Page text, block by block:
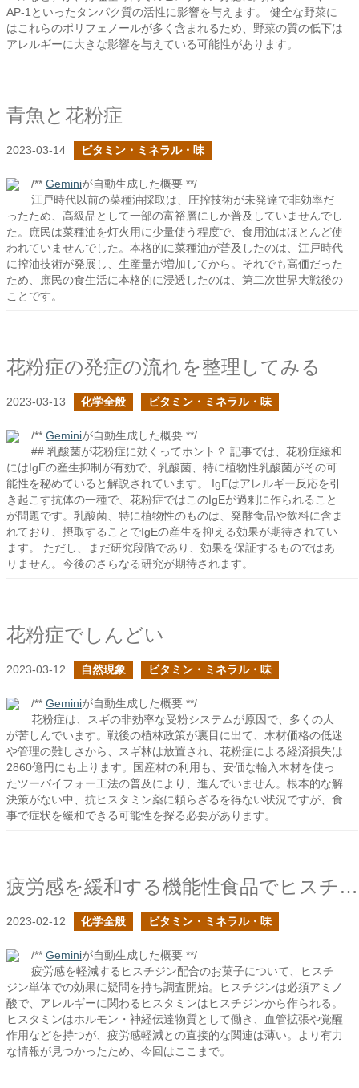
AP-1といったタンパク質の活性に影響を与えます。 健全な野菜に
はこれらのポリフェノールが多く含まれるため、野菜の質の低下は
アレルギーに大きな影響を与えている可能性があります。
青魚と花粉症
2023-03-14 ビタミン・ミネラル・味
/** Geminiが自動生成した概要 **/
江戸時代以前の菜種油採取は、圧搾技術が未発達で非効率だ
ったため、高級品として一部の富裕層にしか普及していませんでし
た。庶民は菜種油を灯火用に少量使う程度で、食用油はほとんど使
われていませんでした。本格的に菜種油が普及したのは、江戸時代
に搾油技術が発展し、生産量が増加してから。それでも高価だった
ため、庶民の食生活に本格的に浸透したのは、第二次世界大戦後の
ことです。
花粉症の発症の流れを整理してみる
2023-03-13 化学全般 ビタミン・ミネラル・味
/** Geminiが自動生成した概要 **/
## 乳酸菌が花粉症に効くってホント？ 記事では、花粉症緩和
にはIgEの産生抑制が有効で、乳酸菌、特に植物性乳酸菌がその可
能性を秘めていると解説されています。 IgEはアレルギー反応を引
き起こす抗体の一種で、花粉症ではこのIgEが過剰に作られること
が問題です。乳酸菌、特に植物性のものは、発酵食品や飲料に含ま
れており、摂取することでIgEの産生を抑える効果が期待されてい
ます。 ただし、まだ研究段階であり、効果を保証するものではあ
りません。今後のさらなる研究が期待されます。
花粉症でしんどい
2023-03-12 自然現象 ビタミン・ミネラル・味
/** Geminiが自動生成した概要 **/
花粉症は、スギの非効率な受粉システムが原因で、多くの人
が苦しんでいます。戦後の植林政策が裏目に出て、木材価格の低迷
や管理の難しさから、スギ林は放置され、花粉症による経済損失は
2860億円にも上ります。国産材の利用も、安価な輸入木材を使っ
たツーバイフォー工法の普及により、進んでいません。根本的な解
決策がない中、抗ヒスタミン薬に頼らざるを得ない状況ですが、食
事で症状を緩和できる可能性を探る必要があります。
疲労感を緩和する機能性食品でヒスチジン配合を謳っていた
2023-02-12 化学全般 ビタミン・ミネラル・味
/** Geminiが自動生成した概要 **/
疲労感を軽減するヒスチジン配合のお菓子について、ヒスチ
ジン単体での効果に疑問を持ち調査開始。ヒスチジンは必須アミノ
酸で、アレルギーに関わるヒスタミンはヒスチジンから作られる。
ヒスタミンはホルモン・神経伝達物質として働き、血管拡張や覚醒
作用などを持つが、疲労感軽減との直接的な関連は薄い。より有力
な情報が見つかったため、今回はここまで。